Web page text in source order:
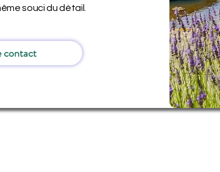
souci du détail.
contact